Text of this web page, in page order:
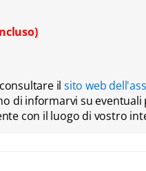
il sito web
di informarvi su
con il luogo di vostro